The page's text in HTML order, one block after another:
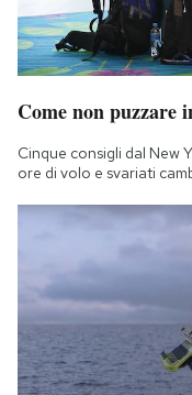
Come non puzzare
Cinque consigli dal New
ore di volo e svariati